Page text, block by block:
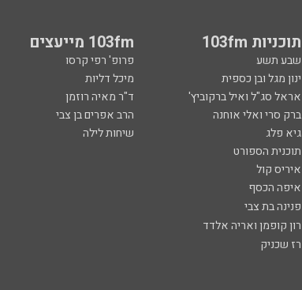
תוכניות 103fm 103fm מייעצים
שבע תשע פרופ' רפי קרסו
ינון מגל ובן כספית
מיכל דליות
אראל סג"ל ואיל ברקוביץ'
ד"ר מאיה רוזמן
ברק סרי ואלי אוחנה
הרב אפרים בן צבי
גיא פלג
שיחות לילה
תוכנית הספורט
איריס קול
איפה הכסף
פנינה בת צבי
רון קופמן ואריה אלדד
רז שכניק